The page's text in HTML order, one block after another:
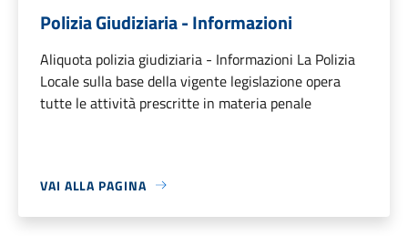
Polizia Giudiziaria - Informazioni
Aliquota polizia giudiziaria - Informazioni La Polizia
Locale sulla base della vigente legislazione opera
tutte le attività prescritte in materia penale
VAI ALLA PAGINA